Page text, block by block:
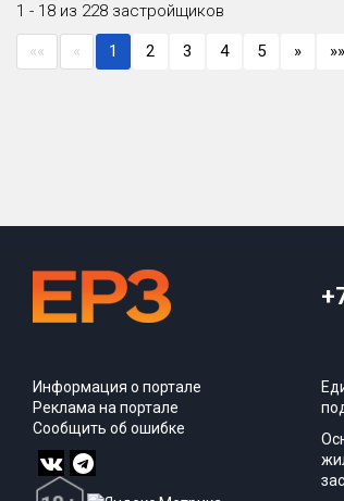
1 - 18 из 228 застройщиков
«« « 1 2 3 4 5 » »»
Информация о портале
Реклама на портале
Сообщить об ошибке